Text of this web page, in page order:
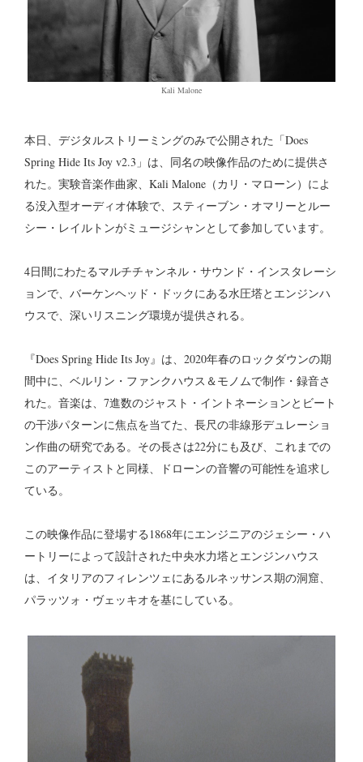
Kali Malone
本日、デジタルストリーミングのみで公開された「Does
Spring Hide Its Joy v2.3」は、同名の映像作品のために提供さ
れた。実験音楽作曲家、Kali Malone（カリ・マローン）によ
る没入型オーディオ体験で、スティーブン・オマリーとルー
シー・レイルトンがミュージシャンとして参加しています。
4日間にわたるマルチチャンネル・サウンド・インスタレーシ
ョンで、バーケンヘッド・ドックにある水圧塔とエンジンハ
ウスで、深いリスニング環境が提供される。
『Does Spring Hide Its Joy』は、2020年春のロックダウンの期
間中に、ベルリン・ファンクハウス＆モノムで制作・録音さ
れた。音楽は、7進数のジャスト・イントネーションとビート
の干渉パターンに焦点を当てた、長尺の非線形デュレーショ
ン作曲の研究である。その長さは22分にも及び、これまでの
このアーティストと同様、ドローンの音響の可能性を追求し
ている。
この映像作品に登場する1868年にエンジニアのジェシー・ハ
ートリーによって設計された中央水力塔とエンジンハウス
は、イタリアのフィレンツェにあるルネッサンス期の洞窟、
パラッツォ・ヴェッキオを基にしている。